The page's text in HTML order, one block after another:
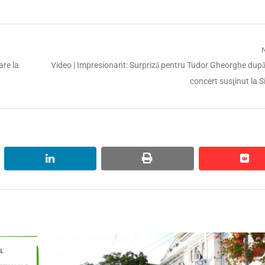
la
Next
Video | Impresionant: Surpriză pentru Tudor Gheorghe
concert susţinut la
linkedin print